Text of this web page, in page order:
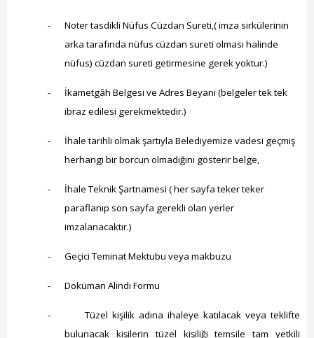
Nöbetçi Eczaneler
Turizm Rehberi
Hava Durumu
-
Noter tasdikli Nüfus Cüzdan Sureti,( imza sirkülerinin
arka tarafında nüfus cüzdan sureti olması halinde
nüfus) cüzdan sureti getirmesine gerek yoktur.)
-
İkametgâh Belgesi ve Adres Beyanı (belgeler tek tek
ibraz edilesi gerekmektedir.)
-
İhale tarihli olmak şartıyla Belediyemize vadesi geçmiş
herhangi bir borcun olmadığını gösterir belge,
-
İhale Teknik Şartnamesi ( her sayfa teker teker
paraflanıp son sayfa gerekli olan yerler
imzalanacaktır.)
- Geçici Teminat Mektubu veya makbuzu
- Doküman Alındı Formu
-
Tüzel kişilik adına ihaleye katılacak veya teklifte
bulunacak kişilerin tüzel kişiliği temsile tam yetkili